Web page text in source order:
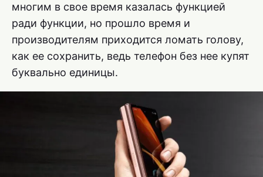
многим в свое время казалась функцией
ради функции, но прошло время и
производителям приходится ломать голову,
как ее сохранить, ведь телефон без нее купят
буквально единицы.